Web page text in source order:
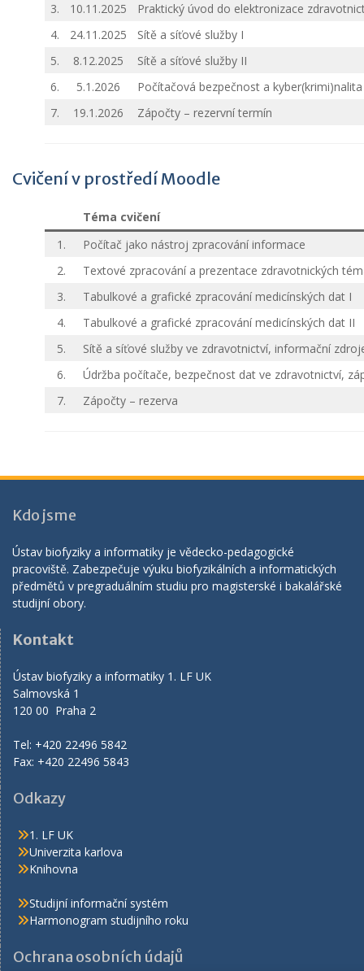
3.
10.11.2025
Praktický úvod do elektronizace
4.
24.11.2025
Sítě a síťové služby I
5.
8.12.2025
Sítě a síťové služby II
6.
5.1.2026
Počítačová bezpečnost a kyber(krimi)nalita
7.
19.1.2026 Zápočty – rezervní termín
Cvičení v prostředí Moodle
Téma cvičení
1.
Počítač jako nástroj zpracování informace
2.
Textové zpracování a prezentace zdravotnických
3.
Tabulkové a grafické zpracování medicínských dat I
4.
Tabulkové a grafické zpracování medicínských dat II
5.
Sítě a síťové služby ve zdravotnictví, informační
6.
Údržba počítače, bezpečnost dat ve zdravotnictví,
7.
Zápočty – rezerva
Kdo jsme
Ústav biofyziky a informatiky je vědecko-pedagogické
pracoviště. Zabezpečuje výuku biofyzikálních a informatických
předmětů v pregraduálním studiu pro magisterské i bakalářské
studijní obory.
Kontakt
Ústav biofyziky a informatiky 1. LF UK
Salmovská 1
120 00 Praha 2
Tel: +420 22496 5842
Fax: +420 22496 5843
Odkazy
1. LF UK
Univerzita karlova
Knihovna
Studijní informační systém
Harmonogram studijního roku
Ochrana osobních údajů